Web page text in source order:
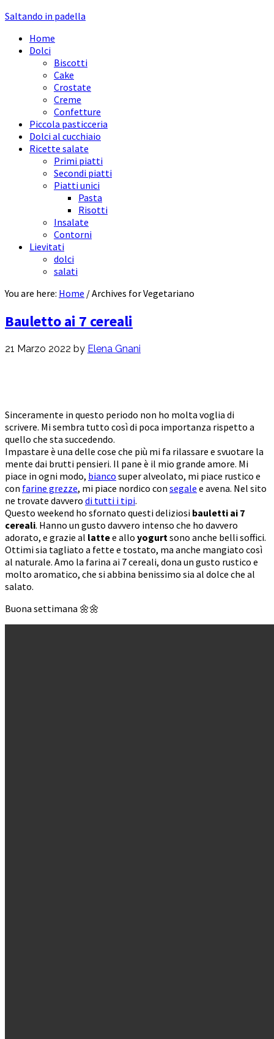
Saltando in padella
Home
Dolci
Biscotti
Cake
Crostate
Creme
Confetture
Piccola pasticceria
Dolci al cucchiaio
Ricette salate
Primi piatti
Secondi piatti
Piatti unici
Pasta
Risotti
Insalate
Contorni
Lievitati
dolci
salati
You are here: Home /Archives for Vegetariano
Bauletto ai 7 cereali
21 Marzo 2022 by Elena Gnani
Sinceramente in questo periodo non ho molta voglia di
scrivere. Mi sembra tutto così di poca importanza rispetto a
quello che sta succedendo.
Impastare è una delle cose che più mi fa rilassare e svuotare la
mente dai brutti pensieri. Il pane è il mio grande amore. Mi
piace in ogni modo, bianco super alveolato, mi piace rustico e
con farine grezze, mi piace nordico con segale e avena. Nel sito
ne trovate davvero di tutti i tipi.
Questo weekend ho sfornato questi deliziosi bauletti ai 7
cereali. Hanno un gusto davvero intenso che ho davvero
adorato, e grazie al lattee allo yogurt sono anche belli soffici.
Ottimi sia tagliato a fette e tostato, ma anche mangiato così
al naturale. Amo la farina ai 7 cereali, dona un gusto rustico e
molto aromatico, che si abbina benissimo sia al dolce che al
salato.
Buona settimana 🌼🌼